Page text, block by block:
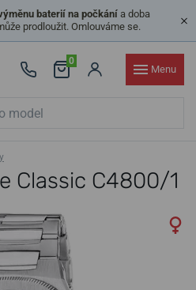
baterií na počkánía doba
prodloužit. Omlouváme se.
0
Menu
Classic C4800/1